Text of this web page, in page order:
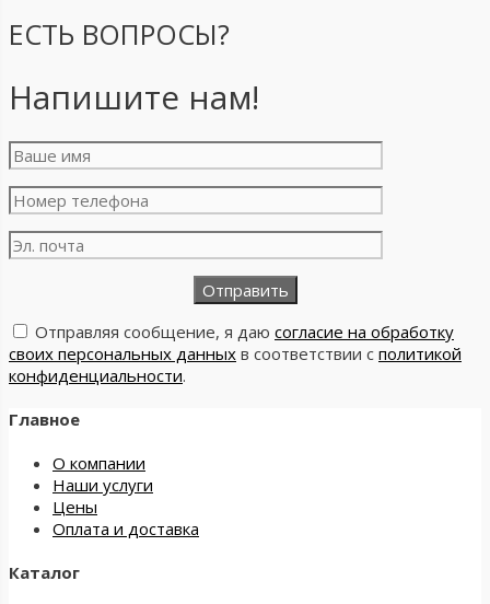
ЕСТЬ ВОПРОСЫ?
Напишите нам!
Отправляя сообщение, я даю согласие на обработку
своих персональных данных в соответствии с политикой
конфиденциальности.
Главное
О компании
Наши услуги
Цены
Оплата и доставка
Каталог